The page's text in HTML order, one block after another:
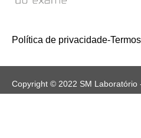
Política de privacidade-
Copyright © 2022 SM Laboratório